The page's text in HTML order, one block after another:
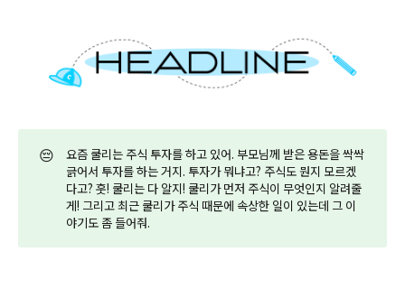
😔
요즘 쿨리는 주식 투자를 하고 있어. 부모님께 받은 용돈을 싹싹
긁어서 투자를 하는 거지. 투자가 뭐냐고? 주식도 뭔지 모르겠
다고? 훗! 쿨리는 다 알지! 쿨리가 먼저 주식이 무엇인지 알려줄
게! 그리고 최근 쿨리가 주식 때문에 속상한 일이 있는데 그 이
야기도 좀 들어줘.